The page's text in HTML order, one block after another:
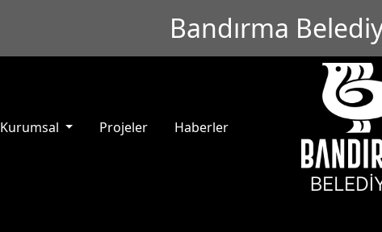
Bandırma
Kurumsal Projeler Haberler